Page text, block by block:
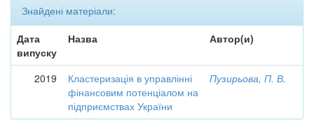
Знайдені матеріали:
Дата
випуску
Назва Автор(и)
2019
Кластеризація в управлінні
фінансовим потенціалом на
підприємствах України
Пузирьова, П. В.